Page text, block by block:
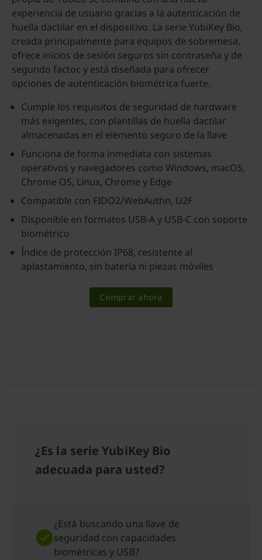
experiencia de usuario gracias a la autenticación de
huella dactilar en el dispositivo. La serie YubiKey Bio,
creada principalmente para equipos de sobremesa,
ofrece inicios de sesión seguros sin contraseña y de
segundo factor, y está diseñada para ofrecer
opciones de autenticación biométrica fuerte.
Cumple los requisitos de seguridad de hardware
más exigentes, con plantillas de huella dactilar
almacenadas en el elemento seguro de la llave
Funciona de forma inmediata con sistemas
operativos y navegadores como Windows, macOS,
Chrome OS, Linux, Chrome y Edge
Compatible con FIDO2/WebAuthn, U2F
Disponible en formatos USB-A y USB-C con soporte
biométrico
Índice de protección IP68, resistente al
aplastamiento, sin batería ni piezas móviles
Comprar ahora
¿Es la serie YubiKey Bio
adecuada para usted?
¿Está buscando una llave de
seguridad con capacidades
biométricas y USB?